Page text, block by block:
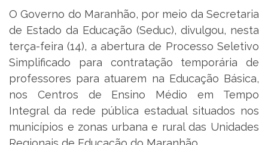
O Governo do Maranhão, por meio da Secretaria
de Estado da Educação (Seduc), divulgou, nesta
terça-feira (14), a abertura de Processo Seletivo
Simplificado para contratação temporária de
professores para atuarem na Educação Básica,
nos Centros de Ensino Médio em Tempo
Integral da rede pública estadual situados nos
municípios e zonas urbana e rural das Unidades